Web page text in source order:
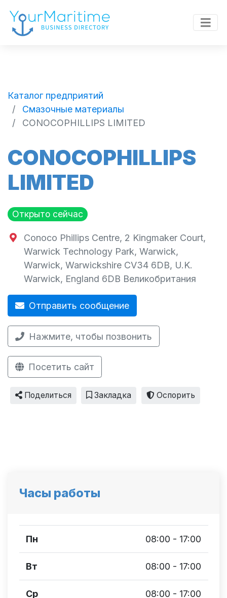
Каталог предприятий
Смазочные материалы
CONOCOPHILLIPS LIMITED
CONOCOPHILLIPS
LIMITED
Открыто сейчас
Conoco Phillips Centre, 2 Kingmaker Court,
Warwick Technology Park, Warwick,
Warwick, Warwickshire CV34 6DB, U.K.
Warwick, England 6DB Великобритания
Отправить сообщение
Нажмите, чтобы позвонить
Посетить сайт
Поделиться Закладка Оспорить
Часы работы
Пн 08:00 - 17:00
Вт 08:00 - 17:00
Ср 08:00 - 17:00